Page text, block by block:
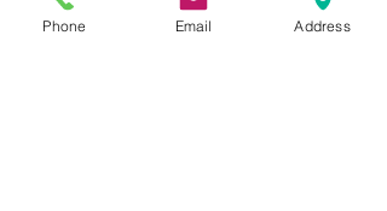
Phone Email Address